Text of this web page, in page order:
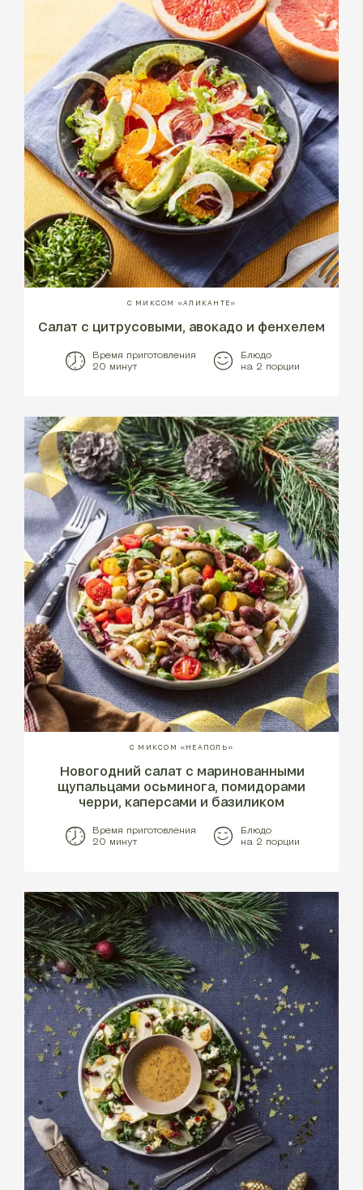
С МИКСОМ «АЛИКАНТЕ»
Салат с цитрусовыми, авокадо и фенхелем
Время приготовления
20 минут
Блюдо
на 2 порции
С МИКСОМ «НЕАПОЛЬ»
Новогодний салат с маринованными
щупальцами осьминога, помидорами
черри, каперсами и базиликом
Время приготовления
20 минут
Блюдо
на 2 порции